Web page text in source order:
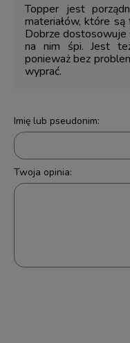
Topper jest
materiałów, które są
Dobrze dostosowuje
na nim śpi. Jest
ponieważ bez
wyprać.
Imię lub pseudonim:
Twoja opinia: